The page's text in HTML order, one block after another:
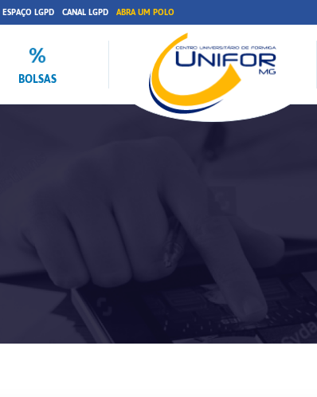
ESPAÇO LGPD CANAL LGPD ABRA UM POLO
BOLSAS